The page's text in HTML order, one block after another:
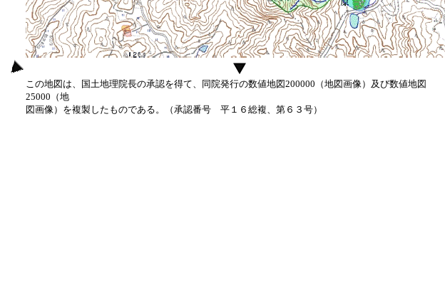
この地図は、国土地理院長の承認を得て、同院発行の数値地図200000（地図画像）及び数値地図
25000（地
図画像）を複製したものである。（承認番号 平１６総複、第６３号）